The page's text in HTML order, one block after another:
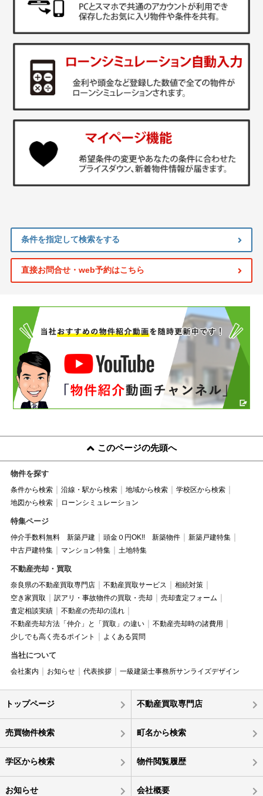
条件を指定して検索をする
直接お問合せ・web予約はこちら
このページの先頭へ
物件を探す
条件から検索 沿線・駅から検索 地域から検索
学校区から検索
地図から検索
ローンシミュレーション
特集ページ
仲介手数料無料 新築戸建 頭金０円OK!! 新築物件
新築戸建特集
中古戸建特集
マンション特集 土地特集
不動産売却・買取
奈良県の不動産買取専門店 不動産買取サービス
相続対策
空き家買取
訳アリ・事故物件の買取・売却
売却査定フォーム
査定相談実績
不動産の売却の流れ
不動産売却方法「仲介」と「買取」の違い
不動産売却時の諸費用
少しでも高く売るポイント
よくある質問
当社について
会社案内 お知らせ 代表挨拶 一級建築士事務所サンライズデザイン
トップページ 不動産買取専門店
売買物件検索 町名から検索
学区から検索 物件閲覧履歴
お知らせ 会社概要